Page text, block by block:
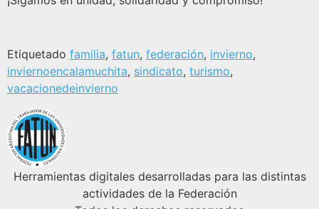
Etiquetado familia, fatun, federación, invierno,
inviernoencalamuchita, sindicato, turismo,
vacacionedeinvierno
Herramientas digitales desarrolladas para las distintas
actividades de la Federación